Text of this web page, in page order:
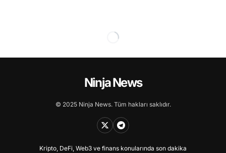
Ninja News
© 2025 Ninja News. Tüm hakları saklıdır.
Kripto, DeFi, Web3 ve finans konularında son dakika